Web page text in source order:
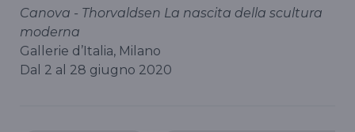
Canova - Thorvaldsen La nascita della scultura
moderna
Gallerie d’Italia, Milano
Dal 2 al 28 giugno 2020